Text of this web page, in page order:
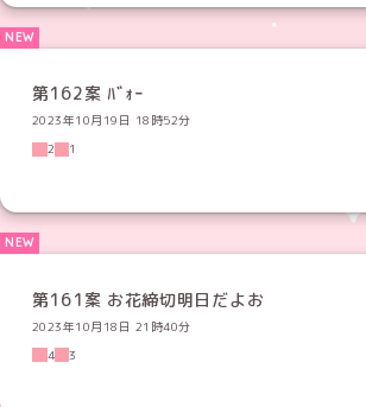
第162案 ﾊﾞｫｰ
2023年10月19日 18時52分
2
1
第161案 お花締切明日だよお
2023年10月18日 21時40分
4
3